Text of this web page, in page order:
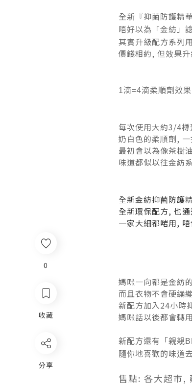
0
收藏
分享
全新『抑菌防護精
唔好以為
「金紡」
其實升級配方系列
價錢相約, 但效果
1滴=4滴柔順劑效
每次使用大約3/4
奶白色的柔順劑,
最初會以為像茶樹
味道都似以往金紡
全新金紡抑菌防護
全新環保配方, 也
一家大細都啱用,
媽咪一向都是金紡
而且衣物不會硬繃
新配方加入24小時
媽咪話以後都會轉
新配方還有「親親
隨你地喜歡的味道
售點: 各大超市,